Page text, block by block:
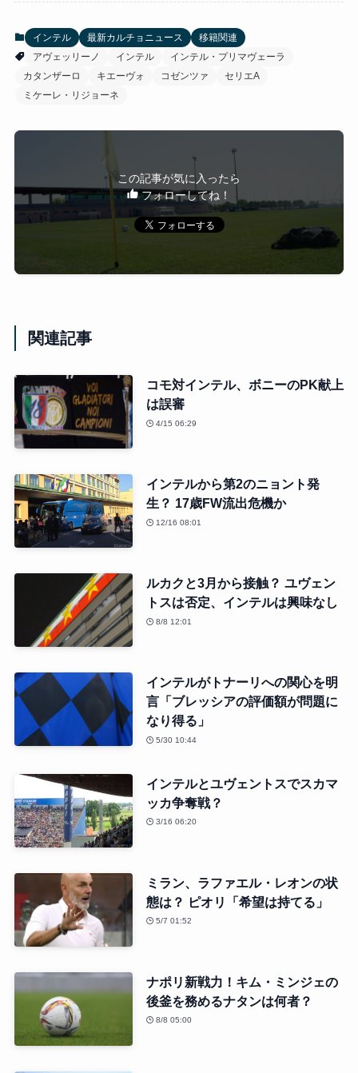
インテル 最新カルチョニュース
移籍関連
アヴェッリーノ
インテル
インテル・プリマヴェーラ
カタンザーロ
キエーヴォ コゼンツァ
セリエA
ミケーレ・リジョーネ
この記事が気に入ったら
フォローしてね！
関連記事
コモ対インテル、ボニーのPK献上
は誤審
4/15 06:29
インテルから第2のニョント発
生？ 17歳FW流出危機か
12/16 08:01
ルカクと3月から接触？ ユヴェン
トスは否定、インテルは興味なし
8/8 12:01
インテルがトナーリへの関心を明
言「ブレッシアの評価額が問題に
なり得る」
5/30 10:44
インテルとユヴェントスでスカマ
ッカ争奪戦？
3/16 06:20
ミラン、ラファエル・レオンの状
態は？ ピオリ「希望は持てる」
5/7 01:52
ナポリ新戦力！キム・ミンジェの
後釜を務めるナタンは何者？
8/8 05:00